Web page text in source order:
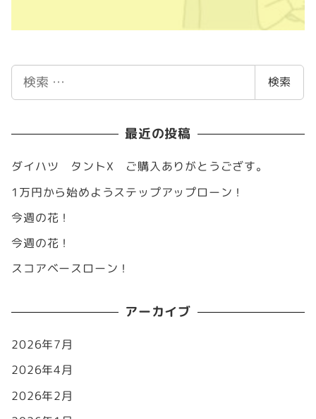
索
検索
最近の投稿
ダイハツ タントX ご購入ありがとうござす。
1万円から始めようステップアップローン！
今週の花！
今週の花！
スコアベースローン！
アーカイブ
2026年7月
2026年4月
2026年2月